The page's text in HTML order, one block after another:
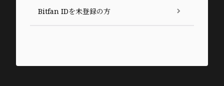
Bitfan IDを未登録の方